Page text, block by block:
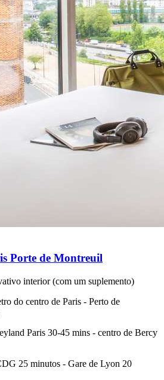
Porte de Montreuil
interior (com um suplemento)
do centro de Paris - Perto de
Paris 30-45 mins - centro de Bercy
25 minutos - Gare de Lyon 20